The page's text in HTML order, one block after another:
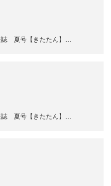
夏号【きたたん】…
夏号【きたたん】…